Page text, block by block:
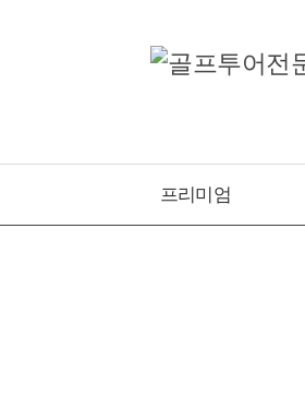
프리미엄